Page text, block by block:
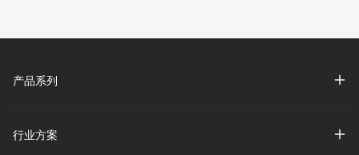
产品系列
行业方案